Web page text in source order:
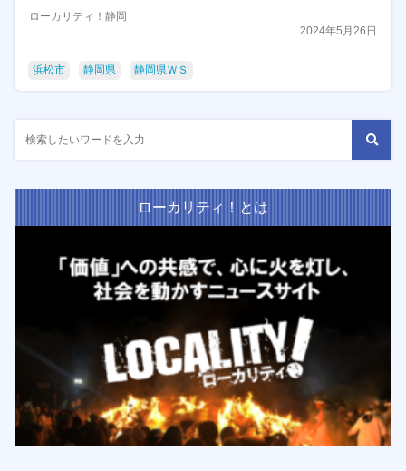
ローカリティ！静岡
2024年5月26日
浜松市 静岡県 静岡県ＷＳ
ローカリティ！とは